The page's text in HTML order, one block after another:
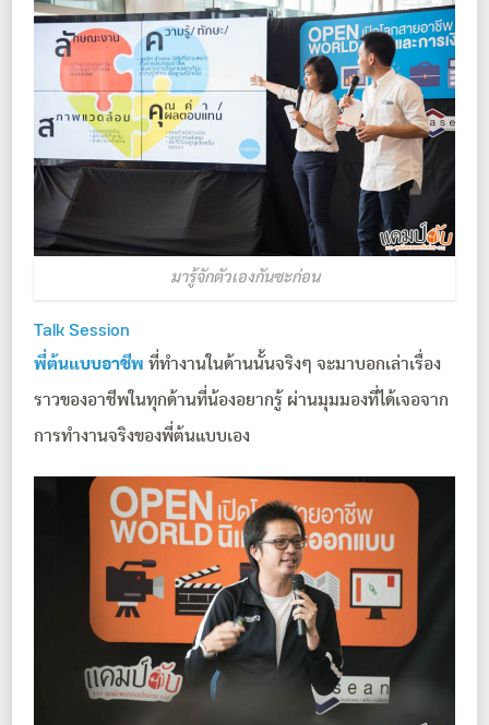
มารู้จักตัวเองกันซะก่อน
Talk Session
พี่ต้นแบบอาชีพ ที่ทำงานในด้านนั้นจริงๆ จะมาบอกเล่าเรื่อง
ราวของอาชีพในทุกด้านที่น้องอยากรู้ ผ่านมุมมองที่ได้เจอจาก
การทำงานจริงของพี่ต้นแบบเอง